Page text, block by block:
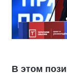
В этом